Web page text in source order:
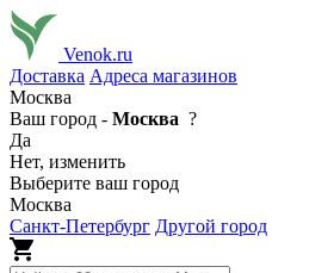
Venok.ru
Доставка Адреса магазинов
Москва
Ваш город - Москва ?
Да
Нет, изменить
Выберите ваш город
Москва
Санкт-Петербург Другой город